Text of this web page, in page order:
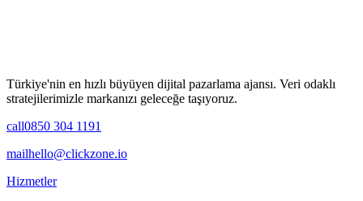
Türkiye'nin en hızlı büyüyen dijital pazarlama ajansı. Veri odaklı
stratejilerimizle markanızı geleceğe taşıyoruz.
call0850 304 1191
mailhello@clickzone.io
Hizmetler